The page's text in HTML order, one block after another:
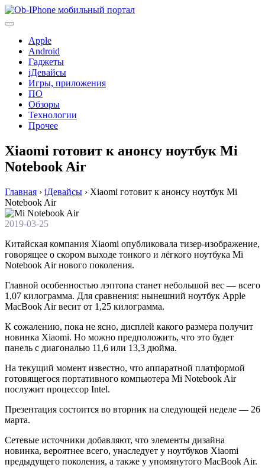
Перейти
к
Apple
Android
Гаджеты
iДевайсы
Игры, приложения
ПО
Обзоры
Технологии
Прочее
Xiaomi готовит к анонсу ноутбук Mi
Notebook Air
Главная › iДевайсы › Xiaomi готовит к анонсу ноутбук Mi
Notebook Air
2019-03-25
Китайская компания Xiaomi опубликовала тизер-изображение,
говорящее о скором выходе тонкого и лёгкого ноутбука Mi
Notebook Air нового поколения.
Главной особенностью лэптопа станет небольшой вес — всего
1,07 килограмма. Для сравнения: нынешний ноутбук Apple
MacBook Air весит от 1,25 килограмма.
К сожалению, пока не ясно, дисплей какого размера получит
новинка Xiaomi. Но можно предположить, что это будет
панель с диагональю 11,6 или 13,3 дюйма.
На текущий момент известно, что аппаратной платформой
готовящегося портативного компьютера Mi Notebook Air
послужит процессор Intel.
Презентация состоится во вторник на следующей неделе — 26
марта.
Сетевые источники добавляют, что элементы дизайна
новинка, вероятнее всего, унаследует у ноутбуков Xiaomi
предыдущего поколения, а также у упомянутого MacBook Air.